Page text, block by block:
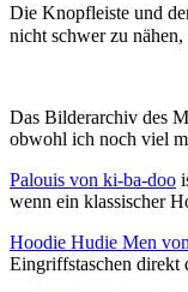
Die Knopfleiste und
nicht schwer zu
Das Bilderarchiv des
obwohl ich noch viel
Palouis von ki-ba-doo
wenn ein klassischer
Hoodie Hudie Men
Eingriffstaschen direkt